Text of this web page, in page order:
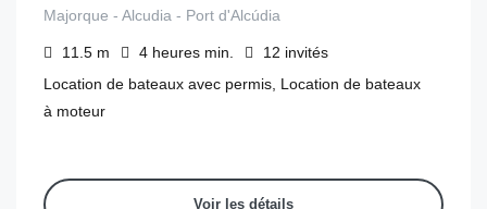
Majorque - Alcudia - Port d'Alcúdia
11.5 m 4 heures min. 12 invités
Location de bateaux avec permis, Location de bateaux
à moteur
Voir les détails